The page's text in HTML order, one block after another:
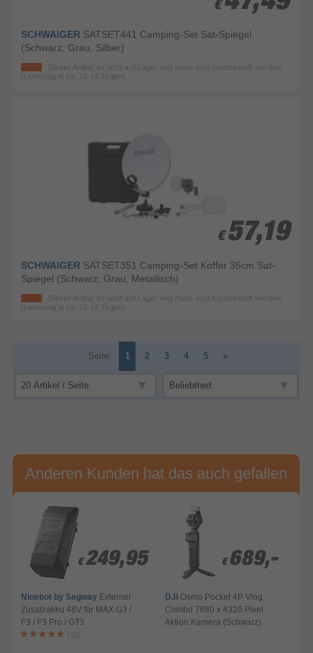
€
€
SCHWAIGER SATSET441 Camping-Set Sat-Spiegel
(Schwarz, Grau, Silber)
Dieser Artikel ist nicht auf Lager und muss erst nachbestellt werden
(Lieferung in ca. 10-14 Tagen)
€ 57,19
€ 57,19
SCHWAIGER SATSET351 Camping-Set Koffer 35cm Sat-
Spiegel (Schwarz, Grau, Metallisch)
Dieser Artikel ist nicht auf Lager und muss erst nachbestellt werden
(Lieferung in ca. 10-14 Tagen)
Seite: 1 2 3 4 5 »
Anderen Kunden hat das auch gefallen
€ 249,95
€ 249,95
Ninebot by Segway Externer
Zusatzakku 48V für MAX G3 /
F3 / F3 Pro / GT3
(10)
€ 689,-
€ 689,-
DJI Osmo Pocket 4P Vlog
Combo 7680 x 4320 Pixel
Aktion Kamera (Schwarz)